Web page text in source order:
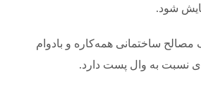
شود.
ساختمانی همه‌کاره و بادوام
نسبت به وال پست دارد.